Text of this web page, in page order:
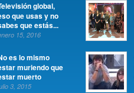
global,
que usas y no
que estás...
15, 2016
es lo mismo
muriendo que
muerto
3, 2015